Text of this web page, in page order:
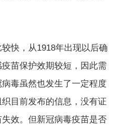
快，从1918年出现以后确
苗保护效期较短，因此需
毒虽然也发生了一定程度
目前发布的信息，没有证
效。但新冠病毒疫苗是否